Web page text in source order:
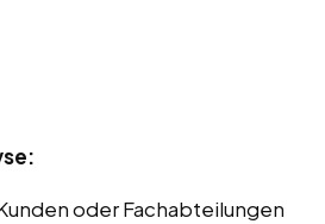
oder Fachabteilungen